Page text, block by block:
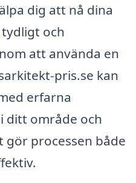
dig att nå dina
och
att använda en
pris.se kan
erfarna
ditt område och
gör processen både